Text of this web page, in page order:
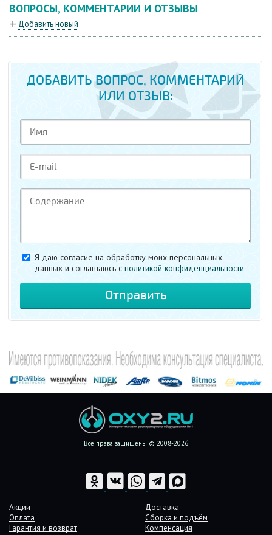
ВОПРОСЫ, КОММЕНТАРИИ И ОТЗЫВЫ
Добавить новый
ДОБАВИТЬ ВОПРОС, КОММЕНТАРИЙ
ИЛИ ОТЗЫВ:
Я даю согласие на обработку моих персональных
данных и соглашаюсь c политикой конфиденциальности
Все права защищены © 2008-2026
Акции
Доставка
Оплата
Сборка и подъём
Гарантия и возврат
Компенсация